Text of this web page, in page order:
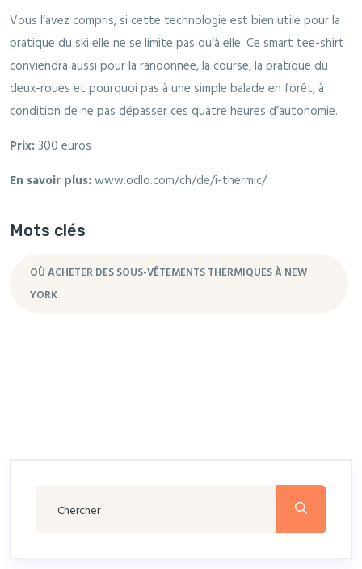
Vous l’avez compris, si cette technologie est bien utile pour la
pratique du ski elle ne se limite pas qu’à elle. Ce smart tee-shirt
conviendra aussi pour la randonnée, la course, la pratique du
deux-roues et pourquoi pas à une simple balade en forêt, à
condition de ne pas dépasser ces quatre heures d’autonomie.
Prix: 300 euros
En savoir plus:www.odlo.com/ch/de/i-thermic/
Mots clés
OÙ ACHETER DES SOUS-VÊTEMENTS THERMIQUES À NEW
YORK